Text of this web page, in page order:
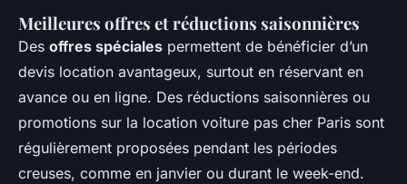
Meilleures offres et réductions saisonnières
Des offres spéciales permettent de bénéficier d’un
devis location avantageux, surtout en réservant en
avance ou en ligne. Des réductions saisonnières ou
promotions sur la location voiture pas cher Paris sont
régulièrement proposées pendant les périodes
creuses, comme en janvier ou durant le week-end.